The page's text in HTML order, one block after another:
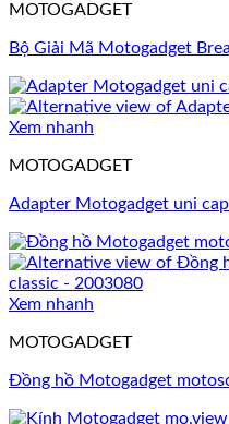
MOTOGADGET
Bộ Giải Mã Motogadget
Xem nhanh
MOTOGADGET
Adapter Motogadget uni
Xem nhanh
MOTOGADGET
Đồng hồ Motogadget